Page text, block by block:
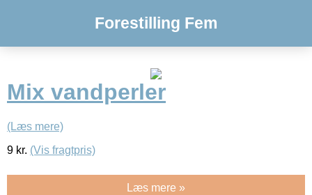
Forestilling Fem
Mix vandperler
(Læs mere)
9 kr. (Vis fragtpris)
Læs mere »